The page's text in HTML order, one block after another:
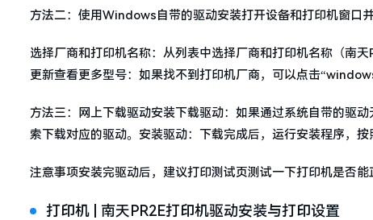
方法二：使用Windows自带的驱动安装打开设备和打印机窗口
选择厂商和打印机名称：从列表中选择厂商和打印机名称（南
更新查看更多型号：如果找不到打印机厂商，可以点击
方法三：网上下载驱动安装下载驱动：如果通过系统自带的驱
索下载对应的驱动。安装驱动：下载完成后，运行安装程序，按
注意事项安装完驱动后，建议打印测试页测试一下打印机是否能
打印机 | 南天PR2E打印机驱动安装与打印设置